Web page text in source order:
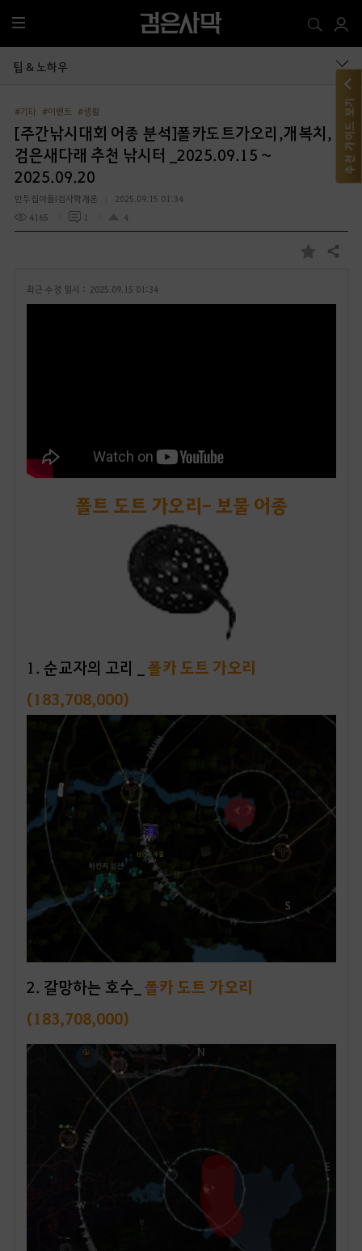
전
체
메
팁 & 노하우
#기타 #이벤트 #생활
[주간낚시대회 어종 분석]폴카도트가오리,개복치,
검은새다래 추천 낚시터 _2025.09.15 ~
2025.09.20
만두집아들I검사학개론
2025.09.15 01:34
4165
1 4
즐
공유하기
최근 수정 일시 : 2025.09.15 01:34
폴트 도트 가오리- 보물 어종
1. 순교자의 고리 _
폴카 도트 가오리
(183,708,000)
2. 갈망하는 호수_ 폴카 도트 가오리
(183,708,000)
추천 가이드 보기